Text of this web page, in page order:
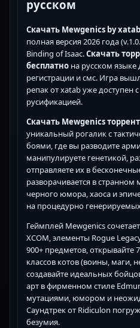
русском
Скачать Mewgenics by
полная версия 2026 года
Binding of Isaac.Скачать
бесплатно на русском языке
регистрации и смс. Игра
репак от xatab уже доступен
русификацией.
Скачать Mewgenics
уникальный рогалик с
боями, где вы разводите
манипулируете генетикой,
отправляете их в
разворачивается в
черного юмора, хаоса и
на процедурно
Геймплей Mewgenics
XCOM, элементы Rogue
900+ предметов, открывайте
классов котов (воины, маги,
создавайте идеальных
арт в фирменном стиле
мутациями, юмором и
Саундтрек от Ridiculon
безумия.